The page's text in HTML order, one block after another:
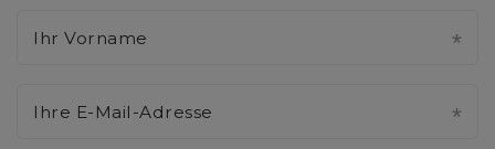
Ihr Vorname
Ihre E-Mail-Adresse